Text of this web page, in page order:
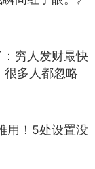
穷人发财最快
很多人都忽略
用！5处设置没